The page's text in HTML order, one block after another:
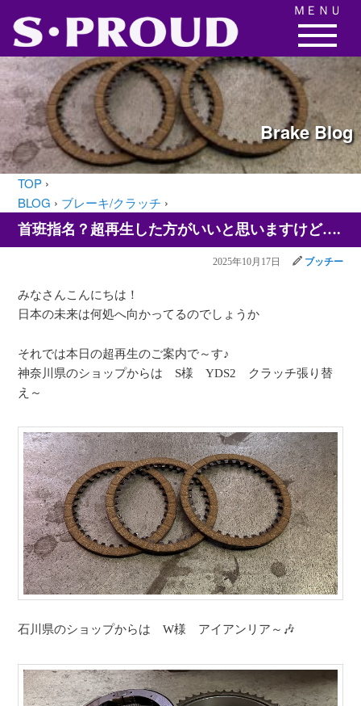
BrakeBlog
TOP ›
BLOG › ブレーキ/クラッチ ›
首班指名？超再生した方がいいと思いますけど….
2025年10月17日 ブッチー
みなさんこんにちは！
日本の未来は何処へ向かってるのでしょうか
それでは本日の超再生のご案内で～す♪
神奈川県のショップからは S様 YDS2 クラッチ張り替
え～
石川県のショップからは W様 アイアンリア～🎶
ＭＥＮＵ